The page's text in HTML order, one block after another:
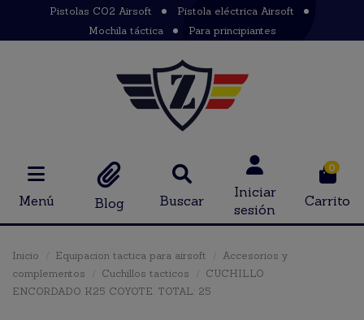
Pistolas CO2 Airsoft
Pistola eléctrica Airsoft
Mochila táctica
Para principiantes
Menú Blog Buscar
Iniciar
sesión
0
Carrito
Inicio Equipacion tactica para airsoft
Accesorios y
complementos
Cuchillos tacticos
CUCHILLO
ENCORDADO K25 COYOTE. TOTAL: 25